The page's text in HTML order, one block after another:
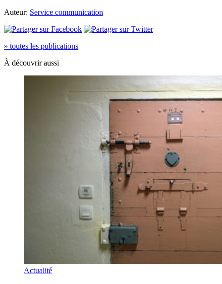
Auteur: Service communication
» toutes les publications
À découvrir aussi
Actualité